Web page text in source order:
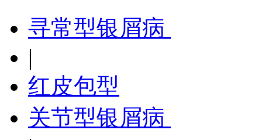
寻常型银屑病
|
红皮包型
关节型银屑病